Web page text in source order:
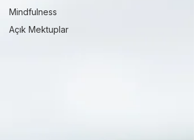
Mindfulness
Açık Mektuplar